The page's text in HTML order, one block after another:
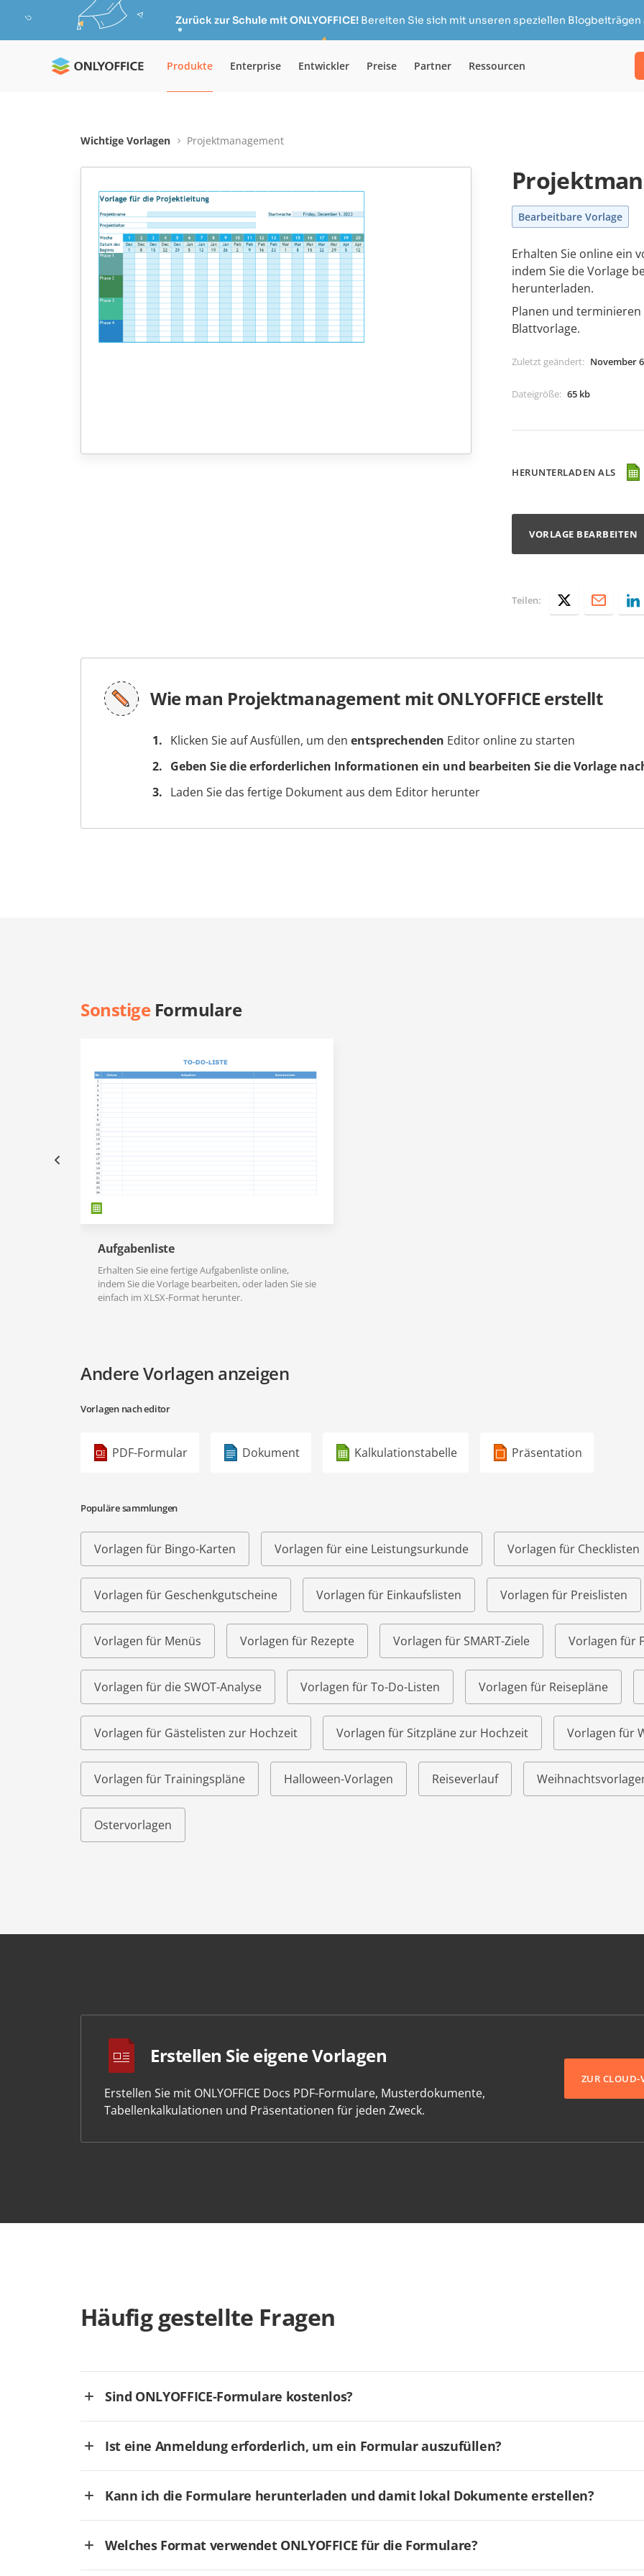
Zurück zur Schule mit ONLYOFFICE!Bereiten Sie sich mit unseren speziellen Blogbeiträgen
Produkte Enterprise Entwickler Preise Partner Ressourcen
Wichtige Vorlagen Projektmanagement
Bearbeitbare Vorlage
Erhalten Sie online ein
indem Sie die Vorlage
herunterladen.
Planen und
Blattvorlage.
Zuletzt geändert: November
Dateigröße: 65 kb
HERUNTERLADEN ALS
VORLAGE BEARBEITEN
Teilen:
Wie man Projektmanagement mit ONLYOFFICE erstellt
Klicken Sie auf Ausfüllen, um den entsprechenden Editor online zu starten
Geben Sie die erforderlichen Informationen ein und bearbeiten Sie die Vorlage
Laden Sie das fertige Dokument aus dem Editor herunter
SonstigeFormulare
Aufgabenliste
Erhalten Sie eine fertige Aufgabenliste online,
indem Sie die Vorlage bearbeiten, oder laden Sie sie
einfach im XLSX-Format herunter.
Andere Vorlagen anzeigen
Vorlagen nach editor
PDF-Formular Dokument Kalkulationstabelle Präsentation
Populäre sammlungen
Vorlagen für Bingo-Karten Vorlagen für eine Leistungsurkunde Vorlagen für Checklisten
Vorlagen für Geschenkgutscheine Vorlagen für Einkaufslisten Vorlagen für Preislisten
Vorlagen für Menüs Vorlagen für Rezepte Vorlagen für SMART-Ziele Vorlagen für
Vorlagen für die SWOT-Analyse Vorlagen für To-Do-Listen Vorlagen für Reisepläne
Vorlagen für Gästelisten zur Hochzeit Vorlagen für Sitzpläne zur Hochzeit Vorlagen für
Vorlagen für Trainingspläne Halloween-Vorlagen Reiseverlauf
Ostervorlagen
Erstellen Sie eigene Vorlagen
Erstellen Sie mit ONLYOFFICE Docs PDF-Formulare, Musterdokumente,
Tabellenkalkulationen und Präsentationen für jeden Zweck.
ZUR CLOUD-
Häufig gestellte Fragen
Sind ONLYOFFICE-Formulare kostenlos?
Ist eine Anmeldung erforderlich, um ein Formular auszufüllen?
Kann ich die Formulare herunterladen und damit lokal Dokumente erstellen?
Welches Format verwendet ONLYOFFICE für die Formulare?